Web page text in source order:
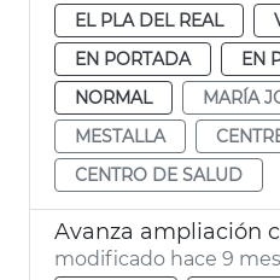
EL PLA DEL REAL
EN PORTADA
EN
NORMAL
MARÍA
MESTALLA
CENTRO DE SALUD
modificado hace 9